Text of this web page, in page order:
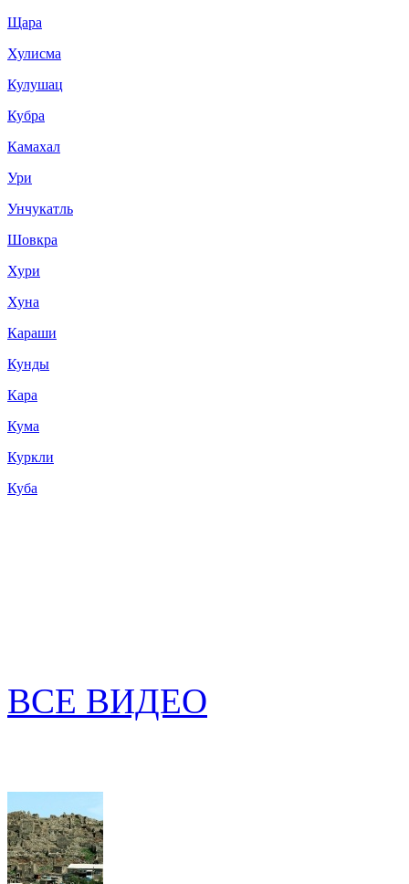
Щара
Хулисма
Кулушац
Кубра
Камахал
Ури
Унчукатль
Шовкра
Хури
Хуна
Караши
Кунды
Кара
Кума
Куркли
Куба
ВСЕ ВИДЕО